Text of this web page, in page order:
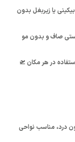
یا زیربغل بدون
صاف و بدون مو
در هر مکان 🛫
درد، مناسب نواحی